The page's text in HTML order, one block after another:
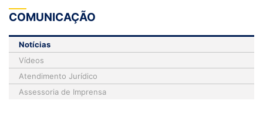
COMUNICAÇÃO
Notícias
Vídeos
Atendimento Jurídico
Assessoria de Imprensa